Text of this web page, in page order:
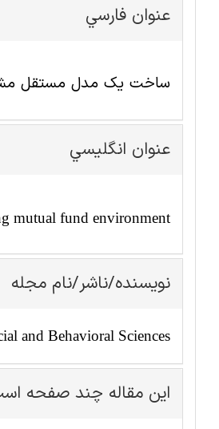
عنوان فارسي
ساخت یک مدل مستقل
عنوان انگليسي
mutual fund environment
نویسنده/ناشر/نام مجله
and Behavioral Sciences
این مقاله چند صفحه